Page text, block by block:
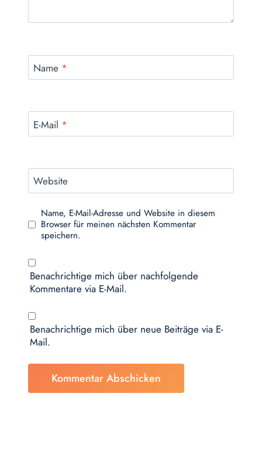
Name *
E-Mail *
Website
Name, E-Mail-Adresse und Website in diesem
Browser für meinen nächsten Kommentar
speichern.
Benachrichtige mich über nachfolgende
Kommentare via E-Mail.
Benachrichtige mich über neue Beiträge via E-
Mail.